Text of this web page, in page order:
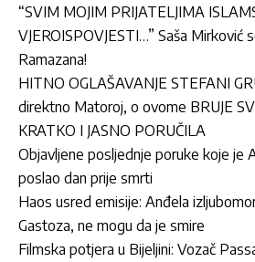
“SVIM MOJIM PRIJATELJIMA
VJEROISPOVJESTI…” Saša Mirković
Ramazana!
HITNO OGLAŠAVANJE STEFANI
direktno Matoroj, o ovome BRUJE
KRATKO I JASNO PORUČILA
Objavljene posljednje poruke koje je
poslao dan prije smrti
Haos usred emisije: Anđela
Gastoza, ne mogu da je smire
Filmska potjera u Bijeljini: Vozač